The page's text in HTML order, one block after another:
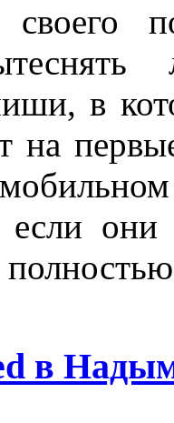
в
на
если
в